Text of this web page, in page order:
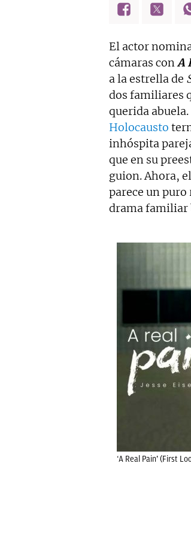
El actor
cámaras conA
a la estrella de
dos familiares
querida
Holocausto
inhóspita
que en su
guion. Ahora,
parece un
drama familiar
‘A Real Pain’ (First